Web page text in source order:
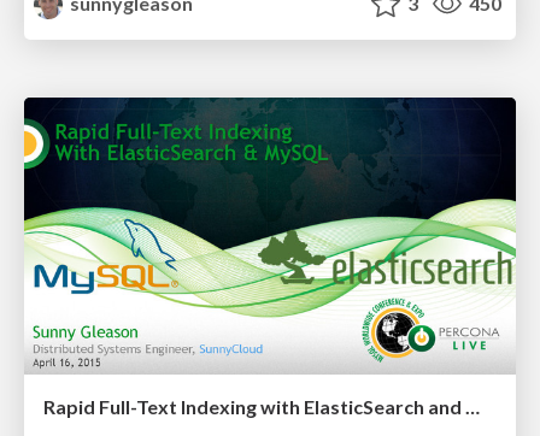
Rapid Full-Text Indexing with ElasticSearch and MySQL